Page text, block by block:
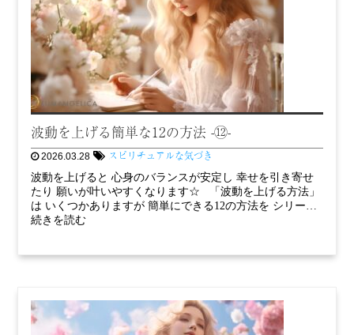
波動を上げる簡単な12の方法 -⑫-
2026.03.28 スピリチュアルな気づき
波動を上げると 心身のバランスが安定し 幸せを引き寄せ
たり 願いが叶いやすくなります☆ 「波動を上げる方法」
は いくつかありますが 簡単にできる12の方法を シリー…
続きを読む